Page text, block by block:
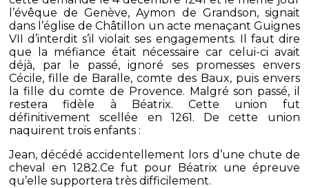
l’évêque de Genève, Aymon de Grandson, signait
dans l’église de Châtillon un acte menaçant Guignes
VII d’interdit s’il violait ses engagements. Il faut dire
que la méfiance était nécessaire car celui-ci avait
déjà, par le passé, ignoré ses promesses envers
Cécile, fille de Baralle, comte des Baux, puis envers
la fille du comte de Provence. Malgré son passé, il
restera fidèle à Béatrix. Cette union fut
définitivement scellée en 1261. De cette union
naquirent trois enfants :
Jean, décédé accidentellement lors d’une chute de
cheval en 1282.Ce fut pour Béatrix une épreuve
qu’elle supportera très difficilement.